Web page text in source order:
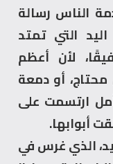
الناس رسالة
التي تمتد
لأن أعظم
أو دمعة
ارتسمت على
أبوابها.
الذي غرس في